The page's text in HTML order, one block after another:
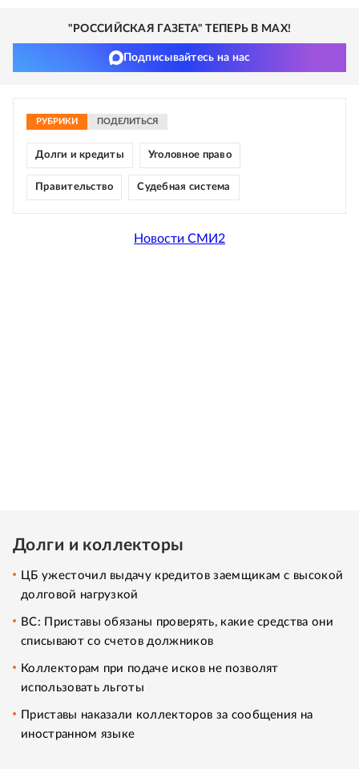
"РОССИЙСКАЯ ГАЗЕТА" ТЕПЕРЬ В MAX!
Подписывайтесь на нас
РУБРИКИ ПОДЕЛИТЬСЯ
Долги и кредиты Уголовное право
Правительство Судебная система
Новости СМИ2
Долги и коллекторы
ЦБ ужесточил выдачу кредитов заемщикам с высокой
долговой нагрузкой
ВС: Приставы обязаны проверять, какие средства они
списывают со счетов должников
Коллекторам при подаче исков не позволят
использовать льготы
Приставы наказали коллекторов за сообщения на
иностранном языке